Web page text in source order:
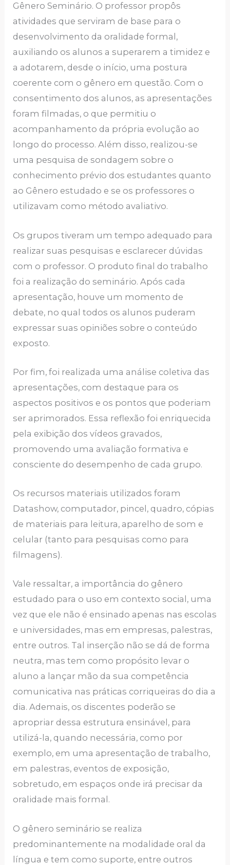
Gênero Seminário. O professor propôs
atividades que serviram de base para o
desenvolvimento da oralidade formal,
auxiliando os alunos a superarem a timidez e
a adotarem, desde o início, uma postura
coerente com o gênero em questão. Com o
consentimento dos alunos, as apresentações
foram filmadas, o que permitiu o
acompanhamento da própria evolução ao
longo do processo. Além disso, realizou-se
uma pesquisa de sondagem sobre o
conhecimento prévio dos estudantes quanto
ao Gênero estudado e se os professores o
utilizavam como método avaliativo.
Os grupos tiveram um tempo adequado para
realizar suas pesquisas e esclarecer dúvidas
com o professor. O produto final do trabalho
foi a realização do seminário. Após cada
apresentação, houve um momento de
debate, no qual todos os alunos puderam
expressar suas opiniões sobre o conteúdo
exposto.
Por fim, foi realizada uma análise coletiva das
apresentações, com destaque para os
aspectos positivos e os pontos que poderiam
ser aprimorados. Essa reflexão foi enriquecida
pela exibição dos vídeos gravados,
promovendo uma avaliação formativa e
consciente do desempenho de cada grupo.
Os recursos materiais utilizados foram
Datashow, computador, pincel, quadro, cópias
de materiais para leitura, aparelho de som e
celular (tanto para pesquisas como para
filmagens).
Vale ressaltar, a importância do gênero
estudado para o uso em contexto social, uma
vez que ele não é ensinado apenas nas escolas
e universidades, mas em empresas, palestras,
entre outros. Tal inserção não se dá de forma
neutra, mas tem como propósito levar o
aluno a lançar mão da sua competência
comunicativa nas práticas corriqueiras do dia a
dia. Ademais, os discentes poderão se
apropriar dessa estrutura ensinável, para
utilizá-la, quando necessária, como por
exemplo, em uma apresentação de trabalho,
em palestras, eventos de exposição,
sobretudo, em espaços onde irá precisar da
oralidade mais formal.
O gênero seminário se realiza
predominantemente na modalidade oral da
língua e tem como suporte, entre outros